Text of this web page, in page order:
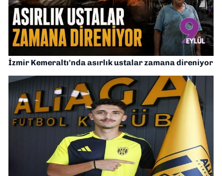
İzmir Kemeraltı'nda asırlık ustalar zamana direniyor